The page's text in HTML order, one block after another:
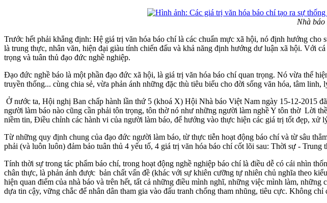
Nhà
Trước hết phải khẳng định: Hệ giá trị văn hóa báo chí là các chuẩn mực xã hội, nó định hướng
là trung thực, nhân văn, hiện đại giàu tính chiến đấu và khả năng định hướng dư luận xã hội. Với
trọng và tuân thủ đạo đức nghề nghiệp.
Đạo đức nghề báo là một phần đạo đức xã hội, là giá trị văn hóa báo chí quan trọng. Nó vừa thể
truyền thống... cùng chia sẻ, vừa phản ánh những đặc thù tiêu biểu cho đời sống văn hóa, tâm
Ở nước ta, Hội nghị Ban chấp hành lần thứ 5 (khoá X) Hội Nhà báo Việt Nam ngày 15-12-2015
người làm báo nào cũng cần phải tôn trọng, tôn thờ nó như những người làm nghề Y tôn thờ Lời
niềm tin, Điều chỉnh các hành vi của người làm báo, để hướng vào thực hiện các giá trị tốt đẹp, xử
Từ những quy định chung của đạo đức người làm báo, từ thực tiễn hoạt động báo chí và từ sâu
phải (và luôn luôn) đảm bảo tuân thủ 4 yếu tố, 4 giá trị văn hóa báo chí cốt lõi sau: Thời sự -
Tính thời sự trong tác phẩm báo chí, trong hoạt động nghề nghiệp báo chí là điều dễ có cái nhìn
chân thực, là phản ánh được bản chất vấn đề (khác với sự khiên cưỡng tự nhiên chủ nghĩa theo
hiện quan điểm của nhà báo và trên hết, tất cả những điều mình nghĩ, những việc mình làm,
dựa tin cậy, vững chắc để nhân dân tham gia vào đấu tranh chống tham nhũng, tiêu cực. Không